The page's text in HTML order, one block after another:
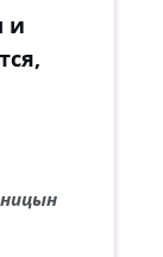
и